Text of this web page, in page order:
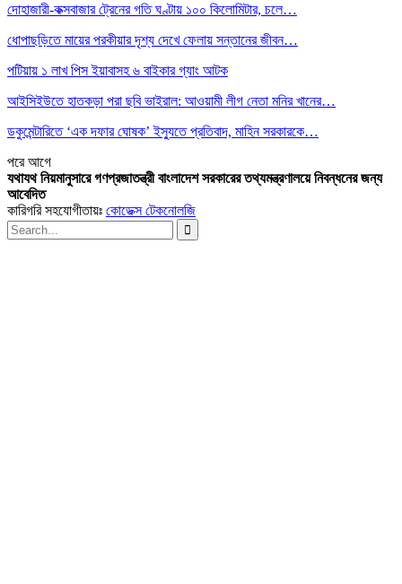
দোহাজারী-কক্সবাজার ট্রেনের গতি ঘণ্টায় ১০০ কিলোমিটার, চলে…
ধোপাছড়িতে মায়ের পরকীয়ার দৃশ্য দেখে ফেলায় সন্তানের জীবন…
পটিয়ায় ১ লাখ পিস ইয়াবাসহ ৬ বাইকার গ্যাং আটক
আইসিইউতে হাতকড়া পরা ছবি ভাইরাল: আওয়ামী লীগ নেতা মনির খানের…
ডকুমেন্টারিতে ‘এক দফার ঘোষক’ ইস্যুতে প্রতিবাদ, মাহিন সরকারকে…
পরেআগে
যথাযথ নিয়মানুসারে গণপ্রজাতন্ত্রী বাংলাদেশ সরকারের তথ্যমন্ত্রণালয়ে নিবন্ধনের জন্য
আবেদিত
কারিগরি সহযোগীতায়ঃ কোডেক্স টেকনোলজি